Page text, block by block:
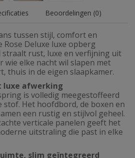
Beoordelingen (0)
tussen stijl, comfort en
Deluxe luxe opberg
straalt rust, luxe en verfijning uit
wie elke nacht wil slapen met
thuis in de eigen slaapkamer.
luxe afwerking
is volledig meegestoffeerd
stof. Het hoofdbord, de boxen en
een rustig en stijlvol geheel.
verticale panelen geeft het
uitstraling die past in elke
slim geïntegreerd